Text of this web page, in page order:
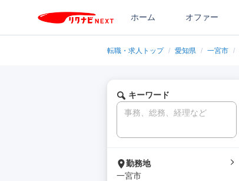
ホーム オファー
転職・求人トップ / 愛知県 / 一宮市 /
キーワード
勤務地
一宮市